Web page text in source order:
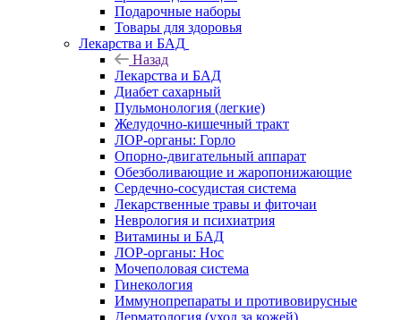
Подарочные наборы
Товары для здоровья
Лекарства и БАД
Назад
Лекарства и БАД
Диабет сахарный
Пульмонология (легкие)
Желудочно-кишечный тракт
ЛОР-органы: Горло
Опорно-двигательный аппарат
Обезболивающие и жаропонижающие
Сердечно-сосудистая система
Лекарственные травы и фиточаи
Неврология и психиатрия
Витамины и БАД
ЛОР-органы: Нос
Мочеполовая система
Гинекология
Иммунопрепараты и противовирусные
Дерматология (уход за кожей)